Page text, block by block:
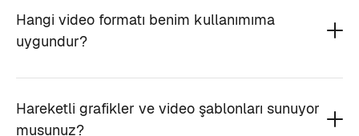
Hangi video formatı benim kullanımıma
uygundur?
Hareketli grafikler ve video şablonları sunuyor
musunuz?